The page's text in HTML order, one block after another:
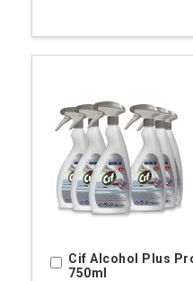
Cif Alcohol Plus
750ml
Ostoskoriin